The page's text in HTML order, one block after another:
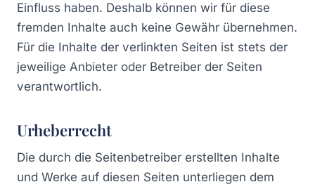
Einfluss haben. Deshalb können wir für diese
fremden Inhalte auch keine Gewähr übernehmen.
Für die Inhalte der verlinkten Seiten ist stets der
jeweilige Anbieter oder Betreiber der Seiten
verantwortlich.
Urheberrecht
Die durch die Seitenbetreiber erstellten Inhalte
und Werke auf diesen Seiten unterliegen dem